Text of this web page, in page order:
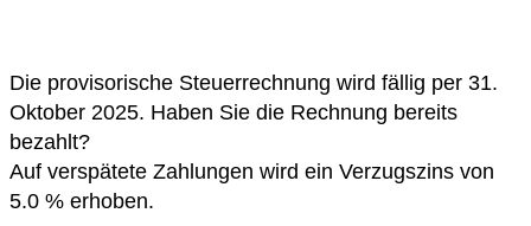
Die provisorische Steuerrechnung wird fällig per 31.
Oktober 2025. Haben Sie die Rechnung bereits
bezahlt?
Auf verspätete Zahlungen wird ein Verzugszins von
5.0 % erhoben.